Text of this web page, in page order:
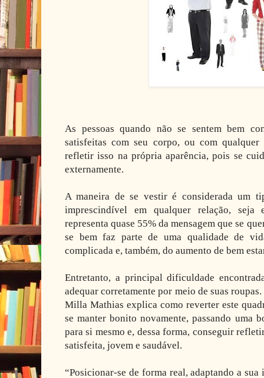
As pessoas quando não se sentem bem
satisfeitas com seu corpo, ou com
refletir isso na própria aparência, pois se
externamente.
A maneira de se vestir é considerada um
imprescindível em qualquer relação,
representa quase 55% da mensagem que se
se bem faz parte de uma qualidade de
complicada e, também, do aumento de bem
Entretanto, a principal dificuldade
adequar corretamente por meio de suas
Milla Mathias explica como reverter este
se manter bonito novamente, passando uma
para si mesmo e, dessa forma, conseguir
satisfeita, jovem e saudável.
“Posicionar-se de forma real, adaptando a